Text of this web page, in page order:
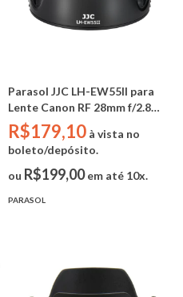
Parasol JJC LH-EW55II para
Lente Canon RF 28mm f/2.8
STM (Substitui Canon EW-
55II)
R$179,10 à vista no
boleto/depósito.
ou R$199,00em até 10x.
PARASOL